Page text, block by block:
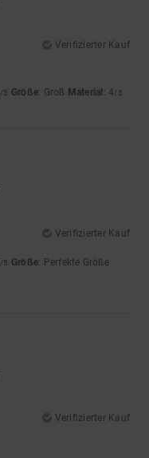
Verifizierter Kauf
/5 Größe: Groß Material : 4/5
Verifizierter Kauf
/5 Größe: Perfekte Größe
Verifizierter Kauf